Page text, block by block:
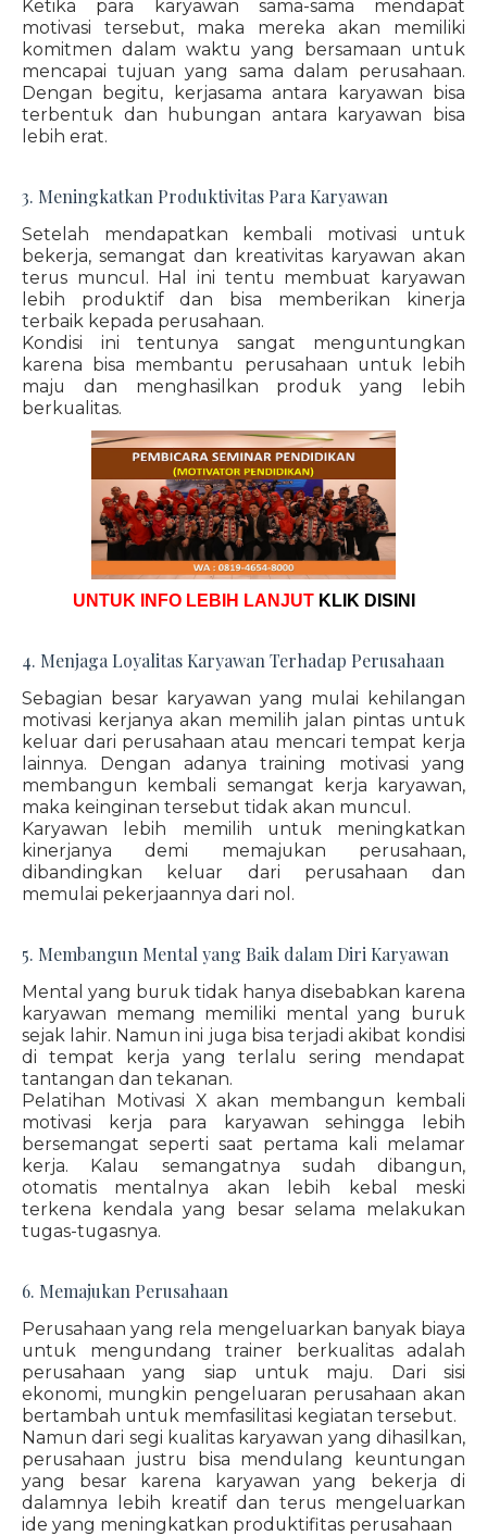
Ketika para karyawan sama-sama mendapat
motivasi tersebut, maka mereka akan memiliki
komitmen dalam waktu yang bersamaan untuk
mencapai tujuan yang sama dalam perusahaan.
Dengan begitu, kerjasama antara karyawan bisa
terbentuk dan hubungan antara karyawan bisa
lebih erat.
3. Meningkatkan Produktivitas Para Karyawan
Setelah mendapatkan kembali motivasi untuk
bekerja, semangat dan kreativitas karyawan akan
terus muncul. Hal ini tentu membuat karyawan
lebih produktif dan bisa memberikan kinerja
terbaik kepada perusahaan.
Kondisi ini tentunya sangat menguntungkan
karena bisa membantu perusahaan untuk lebih
maju dan menghasilkan produk yang lebih
berkualitas.
UNTUK INFO LEBIH LANJUT KLIK DISINI
4. Menjaga Loyalitas Karyawan Terhadap Perusahaan
Sebagian besar karyawan yang mulai kehilangan
motivasi kerjanya akan memilih jalan pintas untuk
keluar dari perusahaan atau mencari tempat kerja
lainnya. Dengan adanya training motivasi yang
membangun kembali semangat kerja karyawan,
maka keinginan tersebut tidak akan muncul.
Karyawan lebih memilih untuk meningkatkan
kinerjanya demi memajukan perusahaan,
dibandingkan keluar dari perusahaan dan
memulai pekerjaannya dari nol.
5. Membangun Mental yang Baik dalam Diri Karyawan
Mental yang buruk tidak hanya disebabkan karena
karyawan memang memiliki mental yang buruk
sejak lahir. Namun ini juga bisa terjadi akibat kondisi
di tempat kerja yang terlalu sering mendapat
tantangan dan tekanan.
Pelatihan Motivasi X akan membangun kembali
motivasi kerja para karyawan sehingga lebih
bersemangat seperti saat pertama kali melamar
kerja. Kalau semangatnya sudah dibangun,
otomatis mentalnya akan lebih kebal meski
terkena kendala yang besar selama melakukan
tugas-tugasnya.
6. Memajukan Perusahaan
Perusahaan yang rela mengeluarkan banyak biaya
untuk mengundang trainer berkualitas adalah
perusahaan yang siap untuk maju. Dari sisi
ekonomi, mungkin pengeluaran perusahaan akan
bertambah untuk memfasilitasi kegiatan tersebut.
Namun dari segi kualitas karyawan yang dihasilkan,
perusahaan justru bisa mendulang keuntungan
yang besar karena karyawan yang bekerja di
dalamnya lebih kreatif dan terus mengeluarkan
ide yang meningkatkan produktifitas perusahaan